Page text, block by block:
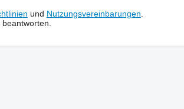
und Nutzungsvereinbarungen.